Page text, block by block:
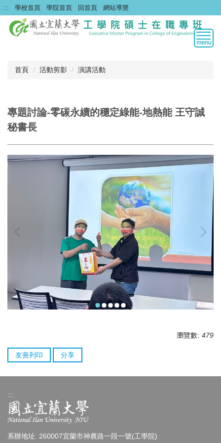
跳
到
主
::: 學校首頁 學院首頁 回首頁 網站導覽
首頁 活動剪影 演講活動
專題討論-零碳永續的穩定綠能-地熱能 王守誠
秘書長
瀏覽數: 479
友善列印 分享
:::
系辦地址: 260007宜蘭市神農路一段一號(工學院)